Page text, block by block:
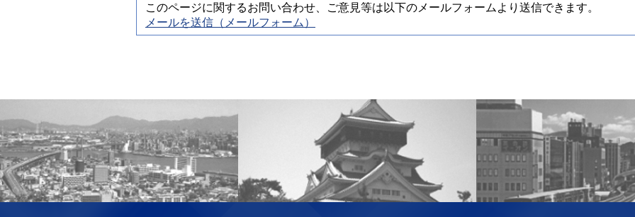
このページに関するお問い合わせ、ご意見等は以下のメールフォームより送信できます。
メールを送信（メールフォーム）